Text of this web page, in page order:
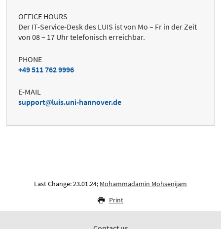
OFFICE HOURS
Der IT-Service-Desk des LUIS ist von Mo – Fr in der Zeit
von 08 – 17 Uhr telefonisch erreichbar.
PHONE
+49 511 762 9996
E-MAIL
support
luis.uni-hannover.de
Last Change: 23.01.24; Mohammadamin Mohsenijam
Print